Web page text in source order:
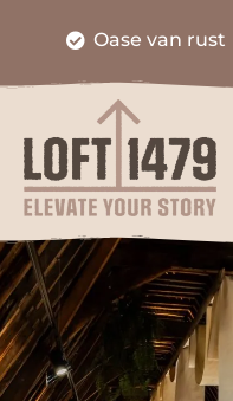
stadsklooster